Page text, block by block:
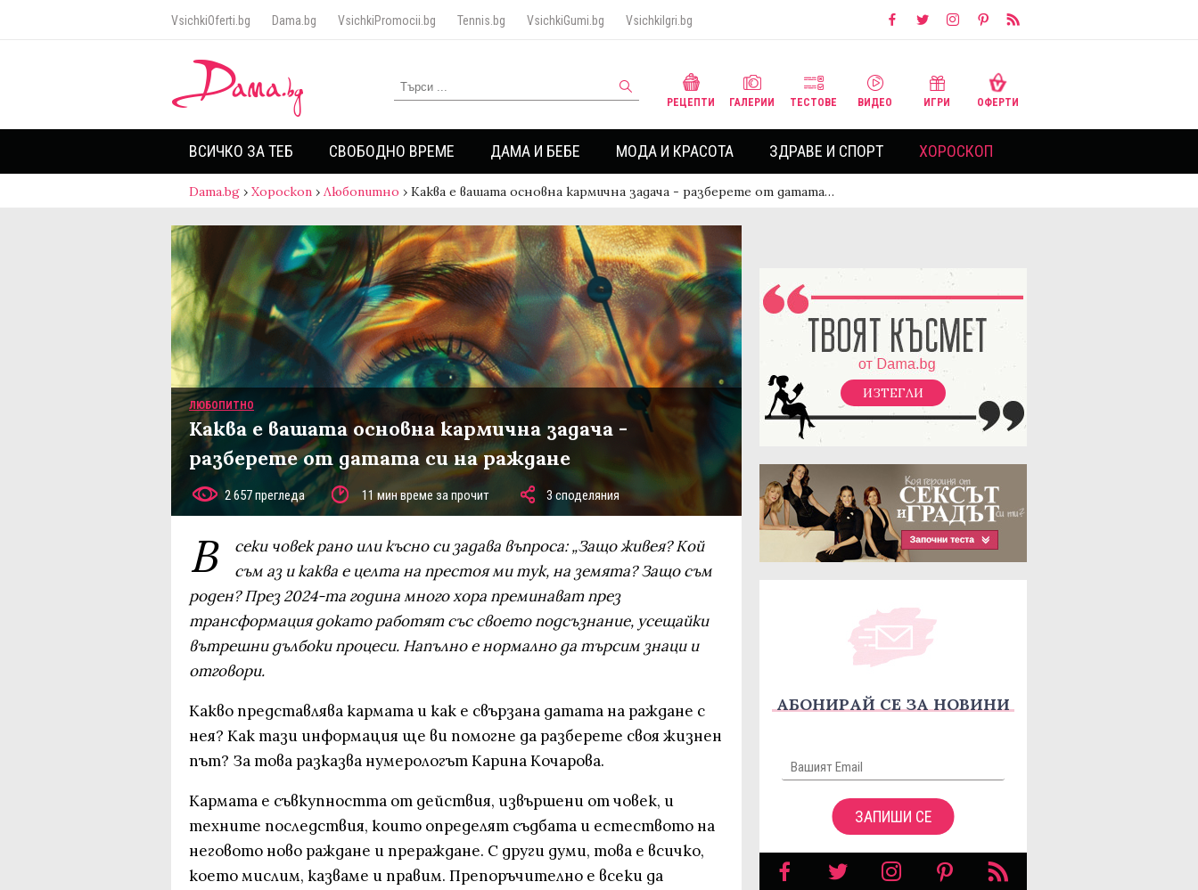
VsichkiOferti.bg Dama.bg VsichkiPromocii.bg Tennis.bg VsichkiGumi.bg VsichkiIgri.bg
РЕЦЕПТИ ГАЛЕРИИ ТЕСТОВЕ ВИДЕО ИГРИ ОФЕРТИ
ВСИЧКО ЗА ТЕБ СВОБОДНО ВРЕМЕ ДАМА И БЕБЕ МОДА И КРАСОТА ЗДРАВЕ И СПОРТ ХОРОСКОП
Dama.bg › Хороскоп › Любопитно › Каква е вашата основна кармична задача - разберете от датата…
ЛЮБОПИТНО
Каква е вашата основна кармична задача -
разберете от датата си на раждане
2 657 прегледа 11 мин време за прочит 3 споделяния
В
секи човек рано или късно си задава въпроса: „Защо живея? Кой
съм аз и каква е целта на престоя ми тук, на земята? Защо съм
роден? През 2024-та година много хора преминават през
трансформация докато работят със своето подсъзнание, усещайки
вътрешни дълбоки процеси. Напълно е нормално да търсим знаци и
отговори.
Какво представлява кармата и как е свързана датата на раждане с
нея? Как тази информация ще ви помогне да разберете своя жизнен
път? За това разказва нумерологът Карина Кочарова.
Кармата е съвкупността от действия, извършени от човек, и
техните последствия, които определят съдбата и естеството на
неговото ново раждане и прераждане. С други думи, това е всичко,
което мислим, казваме и правим. Препоръчително е всеки да
ИЗТЕГЛИ
АБОНИРАЙ СЕ ЗА НОВИНИ
ЗАПИШИ СЕ